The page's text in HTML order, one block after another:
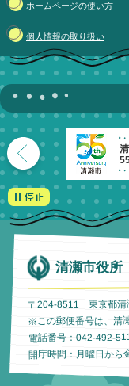
ホームページの使い方
個人情報の取り扱い
清瀬市役所
〒204-8511 東京都清
※この郵便番号は、清
電話番号：042-492-
開庁時間：月曜日から